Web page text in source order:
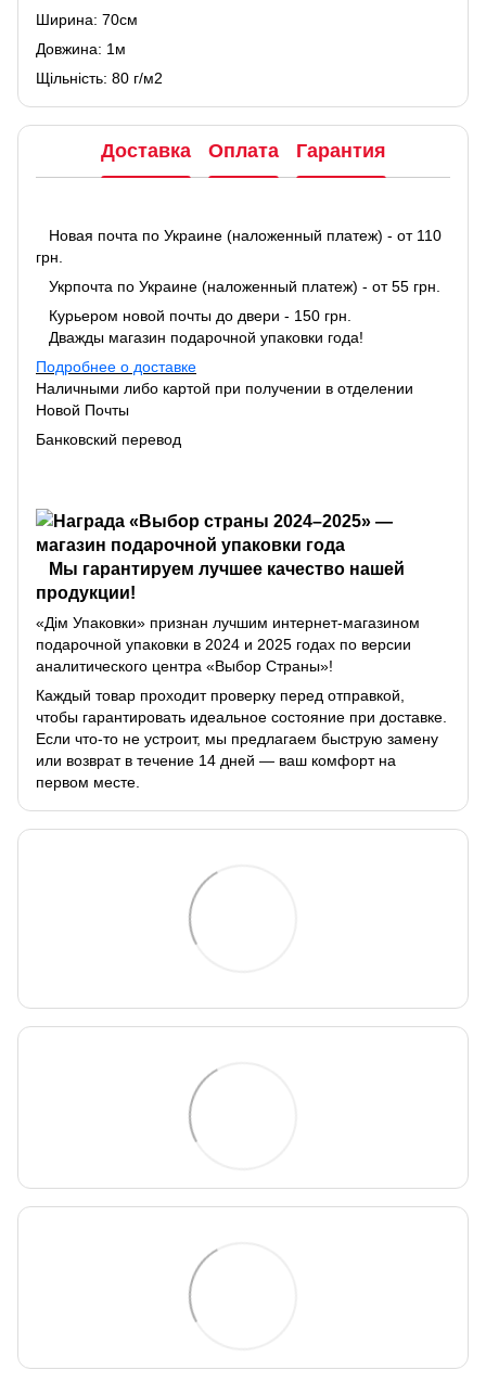
Ширина: 70см
Довжина: 1м
Щільність: 80 г/м2
Доставка Оплата Гарантия
Новая почта по Украине (наложенный платеж) - от 110
грн.
Укрпочта по Украине (наложенный платеж) - от 55 грн.
Курьером новой почты до двери - 150 грн.
Дважды магазин подарочной упаковки года!
Подробнее о доставке
Наличными либо картой при получении в отделении
Новой Почты
Банковский перевод
Мы гарантируем лучшее качество нашей
продукции!
«Дім Упаковки» признан лучшим интернет-магазином
подарочной упаковки в 2024 и 2025 годах по версии
аналитического центра «Выбор Страны»!
Каждый товар проходит проверку перед отправкой,
чтобы гарантировать идеальное состояние при доставке.
Если что-то не устроит, мы предлагаем быструю замену
или возврат в течение 14 дней — ваш комфорт на
первом месте.